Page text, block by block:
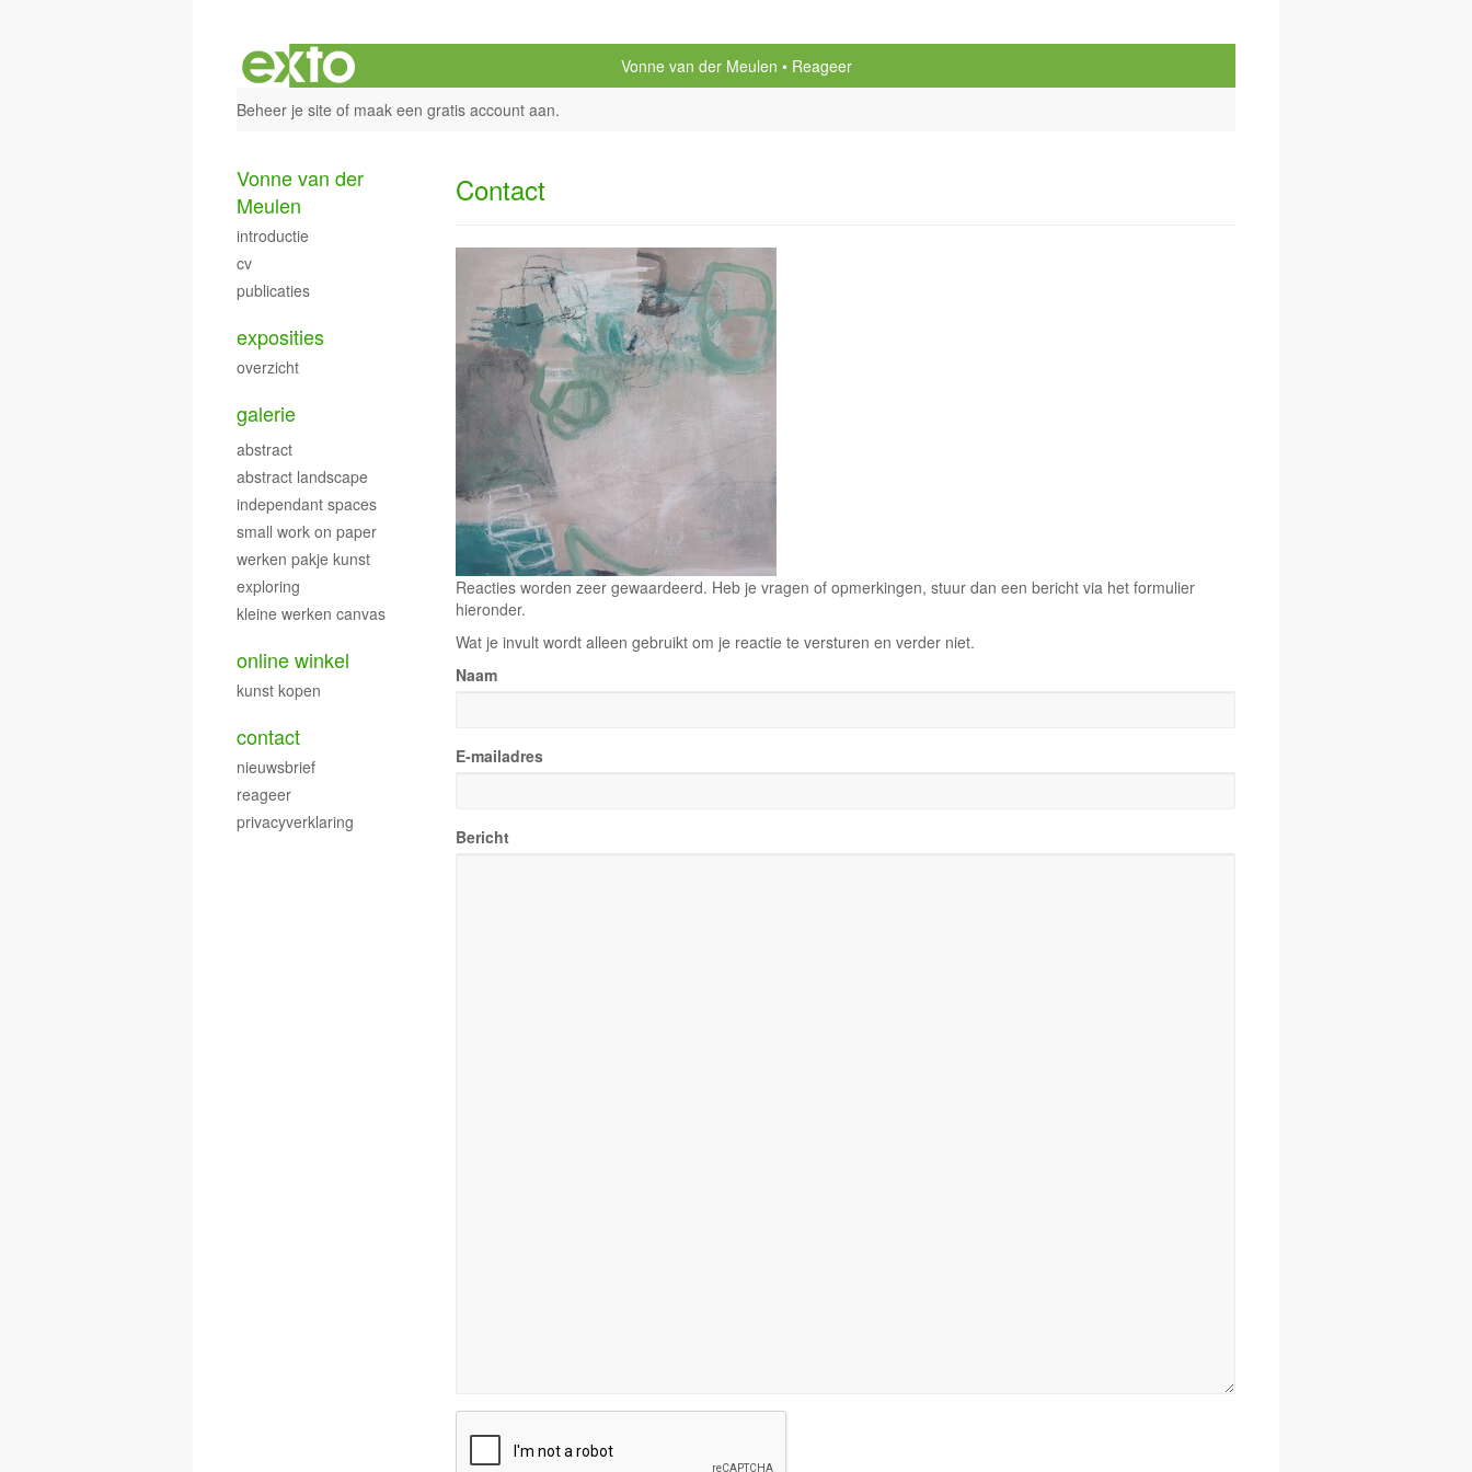
Vonne van der Meulen
Reageer
Beheer je site of maak een gratis account aan.
Contact
Reacties worden zeer gewaardeerd. Heb je vragen of opmerkingen, stuur dan een bericht via het formulier
hieronder.
Wat je invult wordt alleen gebruikt om je reactie te versturen en verder niet.
Naam
E-mailadres
Bericht
Vonne van der
Meulen
introductie
cv
publicaties
exposities
overzicht
galerie
abstract
abstract landscape
independant spaces
small work on paper
werken pakje kunst
exploring
kleine werken canvas
online winkel
kunst kopen
contact
nieuwsbrief
reageer
privacyverklaring